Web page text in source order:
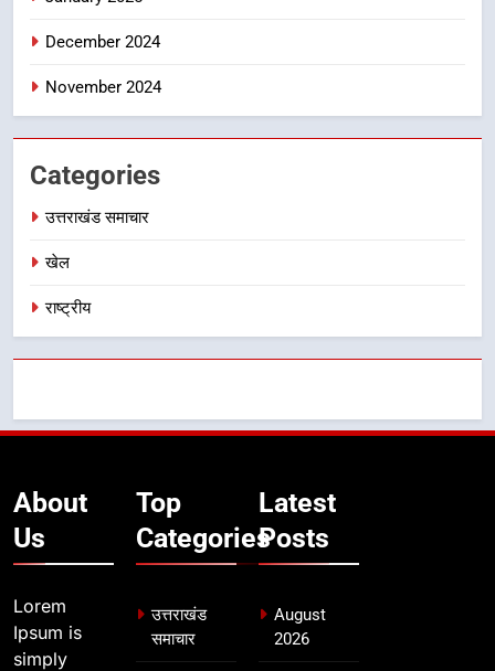
December 2024
November 2024
Categories
उत्तराखंड समाचार
खेल
राष्ट्रीय
About
Us
Lorem
Ipsum is
simply
Top
Categories
उत्तराखंड
समाचार
Latest
Posts
August
2026